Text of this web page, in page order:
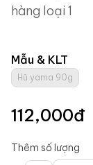
hàng loại 1
Mẫu & KLT
Hũ yama 90g
112,000đ
Thêm số lượng